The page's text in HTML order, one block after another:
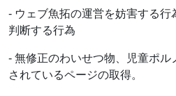
- ウェブ魚拓の運営を妨害する行
判断する行為
- 無修正のわいせつ物、児童ポル
されているページの取得。